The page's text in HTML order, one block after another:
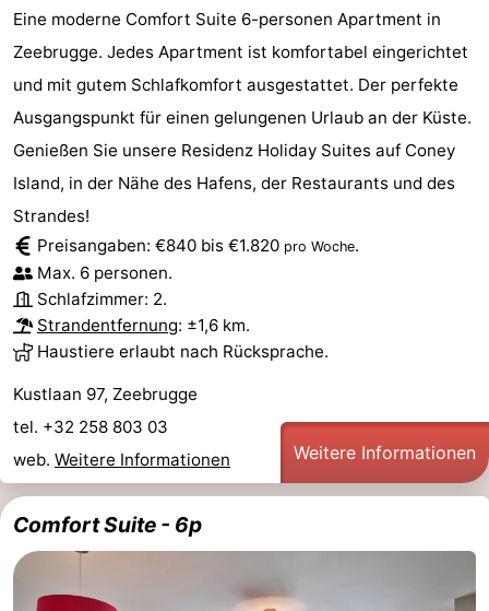
Zwin
Heist
Blankenberge
-
Wenduine
-
De
Haan
-
Bredene
-
Ostende
-
Middelkerke
-
Westende
Wetter
Kontakt
Eine moderne Comfort Suite 6-personen Apartment in
Zeebrugge. Jedes Apartment ist komfortabel eingerichtet
und mit gutem Schlafkomfort ausgestattet. Der perfekte
Ausgangspunkt für einen gelungenen Urlaub an der Küste.
Genießen Sie unsere Residenz Holiday Suites auf Coney
Island, in der Nähe des Hafens, der Restaurants und des
Strandes!
Preisangaben: €840 bis €1.820 pro Woche.
Max. 6 personen.
Schlafzimmer: 2.
Strandentfernung: ±1,6 km.
Haustiere erlaubt nach Rücksprache.
Kustlaan 97, Zeebrugge
tel. +32 258 803 03
web. Weitere Informationen Weitere Informationen
Comfort Suite - 6p